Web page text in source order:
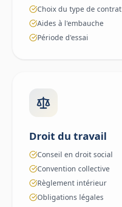
Choix du type de contrat
Aides à l'embauche
Période d'essai
Droit du travail
Conseil en droit social
Convention collective
Règlement intérieur
Obligations légales